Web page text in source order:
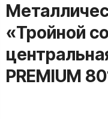
«Тройной
PREMIUM